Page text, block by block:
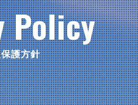
Policy
護方針